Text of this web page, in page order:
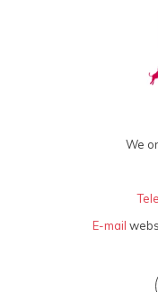
We
E-mail